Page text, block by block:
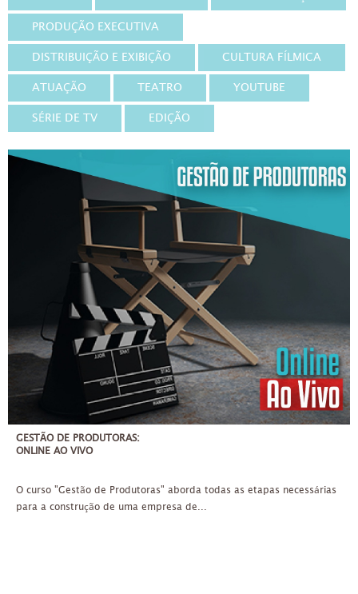
PRODUÇÃO EXECUTIVA
DISTRIBUIÇÃO E EXIBIÇÃO CULTURA FÍLMICA
ATUAÇÃO TEATRO YOUTUBE
SÉRIE DE TV EDIÇÃO
QUA, QUI
ATÉ 20 PESSOAS
ATÉ 3X DE 130,00
GESTÃO DE PRODUTORAS:
ONLINE AO VIVO
O curso "Gestão de Produtoras" aborda todas as etapas necessárias
para a construção de uma empresa de...